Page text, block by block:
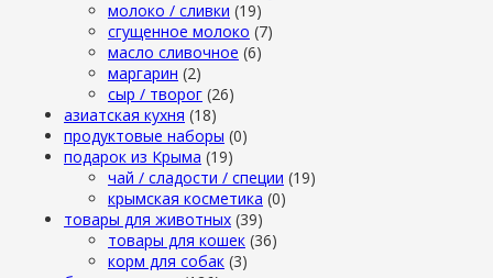
молоко / сливки (19)
сгущенное молоко (7)
масло сливочное (6)
маргарин (2)
сыр / творог (26)
азиатская кухня (18)
продуктовые наборы (0)
подарок из Крыма (19)
чай / сладости / специи (19)
крымская косметика (0)
товары для животных (39)
товары для кошек (36)
корм для собак (3)